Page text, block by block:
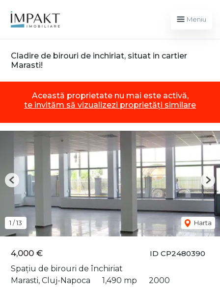
Meniu
Cladire de birouri de inchiriat, situat in cartier
Marasti!
Această proprietate nu mai este activă,
te invităm să vizualizezi proprietăți similare
ID CP2480390
4,000 €
Spațiu de birouri de închiriat
Marasti, Cluj-Napoca
1,490 mp 2000
1 /13 Harta
Previous